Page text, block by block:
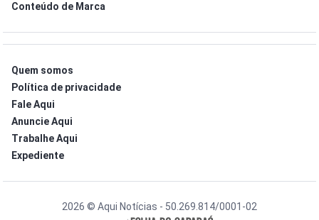
Conteúdo de Marca
Quem somos
Política de privacidade
Fale Aqui
Anuncie Aqui
Trabalhe Aqui
Expediente
2026 © Aqui Notícias - 50.269.814/0001-02